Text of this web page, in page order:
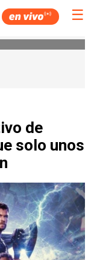
☰
de
solo unos